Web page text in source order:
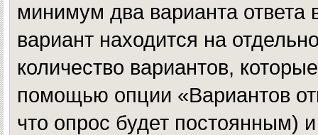
минимум два варианта
вариант находится на
количество вариантов,
помощью опции «Вариантов
что опрос будет постоянным)